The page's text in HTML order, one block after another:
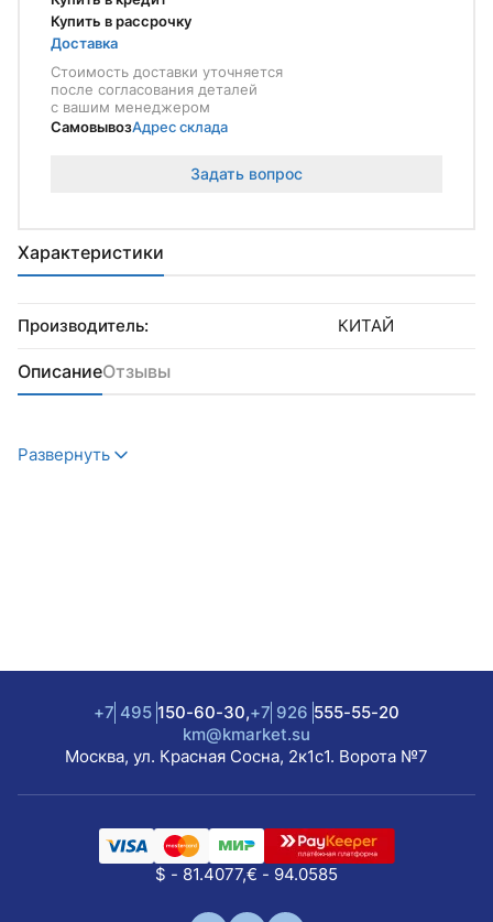
Характеристики
Производитель: КИТАЙ
Купить в рассрочку
Доставка
Стоимость доставки уточняется
после согласования деталей
с вашим менеджером
СамовывозАдрес склада
Задать вопрос
ОписаниеОтзывы
Развернуть
+7 495 150-60-30,+7 926 555-55-20
km@kmarket.su
Москва, ул. Красная Сосна, 2к1с1. Ворота №7
$ - 81.4077,€ - 94.0585